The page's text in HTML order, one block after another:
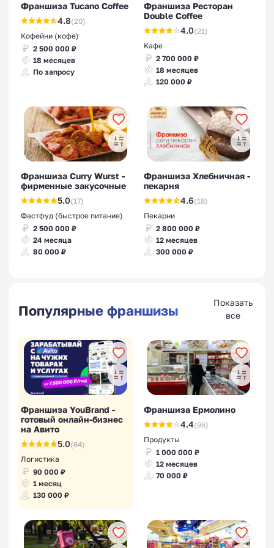
Франшиза Tucano Coffee
4.8(20)
Кофейни (кофе)
2 500 000 ₽
18 месяцев
По запросу
Франшиза Ресторан
Double Coffee
4.0(21)
Кафе
2 700 000 ₽
18 месяцев
120 000 ₽
Франшиза Curry Wurst -
фирменные закусочные
5.0(17)
Фастфуд (быстрое питание)
2 500 000 ₽
24 месяца
80 000 ₽
Франшиза Хлебничная -
пекарня
4.6(18)
Пекарни
2 800 000 ₽
12 месяцев
300 000 ₽
Популярные франшизы
Показать
все
Франшиза YouBrand -
готовый онлайн-бизнес
на Авито
5.0(64)
Логистика
90 000 ₽
1 месяц
130 000 ₽
Франшиза Ермолино
4.4(96)
Продукты
1 000 000 ₽
12 месяцев
70 000 ₽